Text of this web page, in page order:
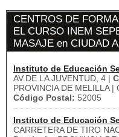
CENTROS DE
EL CURSO INEM
MASAJE en CIUDAD
Instituto de Educación
AV.DE LA JUVENTUD, 4 |
PROVINCIA DE MELILLA |
Código Postal: 52005
Instituto de Educación
CARRETERA DE TIRO